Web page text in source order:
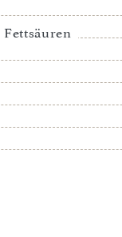
Fettsäuren